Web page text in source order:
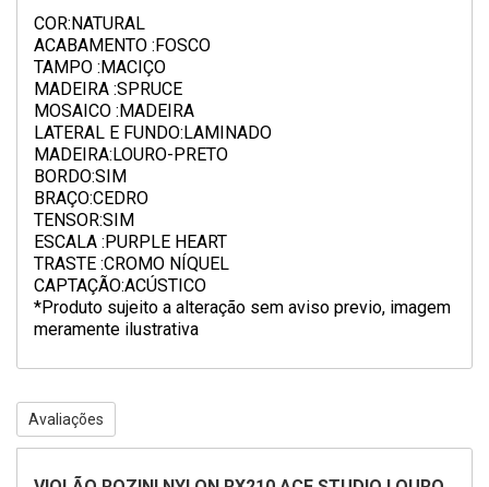
COR:NATURAL
ACABAMENTO :FOSCO
TAMPO :MACIÇO
MADEIRA :SPRUCE
MOSAICO :MADEIRA
LATERAL E FUNDO:LAMINADO
MADEIRA:LOURO-PRETO
BORDO:SIM
BRAÇO:CEDRO
TENSOR:SIM
ESCALA :PURPLE HEART
TRASTE :CROMO NÍQUEL
CAPTAÇÃO:ACÚSTICO
*Produto sujeito a alteração sem aviso previo, imagem
meramente ilustrativa
Avaliações